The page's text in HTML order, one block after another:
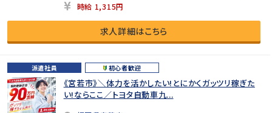
時給 1,315円
求人詳細はこちら
派遣社員 初心者歓迎
《宮若市》＼体力を活かしたい!とにかくガッツリ稼ぎた
い!ならここ／トヨタ自動車九...